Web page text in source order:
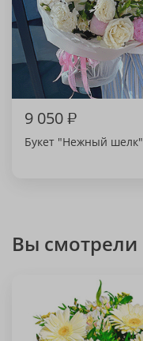
9 050₽
Букет "Нежный шелк"
Вы смотрели